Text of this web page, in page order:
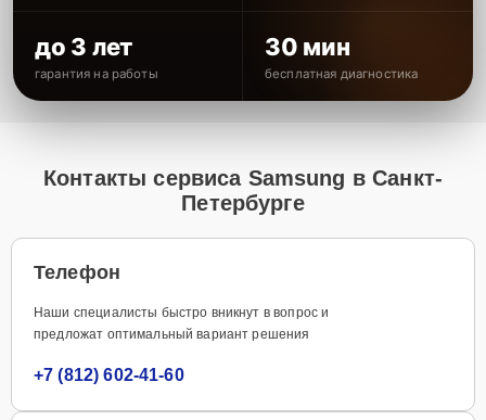
до 3 лет
гарантия на работы
30 мин
бесплатная диагностика
Контакты сервиса Samsung в Санкт-
Петербурге
Телефон
Наши специалисты быстро вникнут в вопрос и
предложат оптимальный вариант решения
+7 (812) 602-41-60